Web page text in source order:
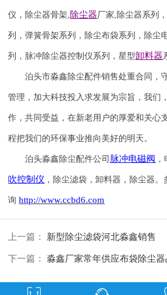
仪 ， 除尘器骨架,除尘器厂家, 除尘器系列，
列，弹簧骨架系列，除尘布袋系列，除尘
列，脉冲除尘器控制仪系列，星型卸料器
泊头市淼鑫除尘配件销售处重合同，
管理，加大科技投入求发展为宗旨，我们
作，共同受益，在新老用户的厚爱和关心
程把我们的环保事业推向美好的明天。
泊头淼鑫除尘配件公司 脉冲电磁阀
吹控制仪 ，除尘滤袋，卸料器，除尘器。
询 http://www.ccbd6.com
上一篇： 新型除尘滤袋河北淼鑫销售
下一篇： 淼鑫厂家常年供应布袋除尘器